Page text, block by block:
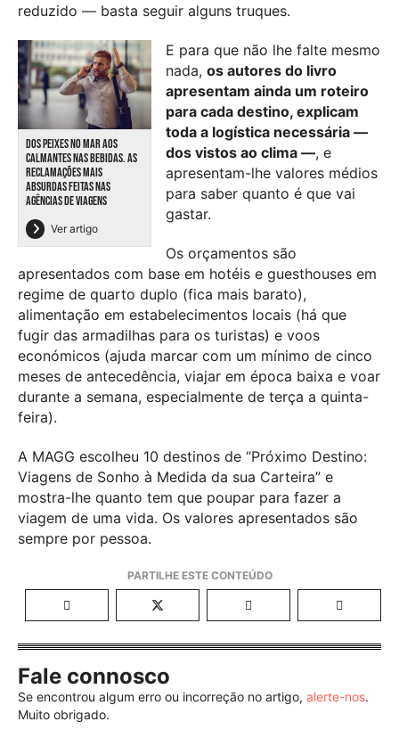
reduzido — basta seguir alguns truques.
DOS PEIXES NO MAR AOS
CALMANTES NAS BEBIDAS. AS
RECLAMAÇÕES MAIS
ABSURDAS FEITAS NAS
AGÊNCIAS DE VIAGENS
Ver artigo
E para que não lhe falte mesmo
nada, os autores do livro
apresentam ainda um roteiro
para cada destino, explicam
toda a logística necessária —
dos vistos ao clima —, e
apresentam-lhe valores médios
para saber quanto é que vai
gastar.
Os orçamentos são
apresentados com base em hotéis e guesthouses em
regime de quarto duplo (fica mais barato),
alimentação em estabelecimentos locais (há que
fugir das armadilhas para os turistas) e voos
económicos (ajuda marcar com um mínimo de cinco
meses de antecedência, viajar em época baixa e voar
durante a semana, especialmente de terça a quinta-
feira).
A MAGG escolheu 10 destinos de “Próximo Destino:
Viagens de Sonho à Medida da sua Carteira” e
mostra-lhe quanto tem que poupar para fazer a
viagem de uma vida. Os valores apresentados são
sempre por pessoa.
Fale connosco
Se encontrou algum erro ou incorreção no artigo, alerte-nos.
Muito obrigado.